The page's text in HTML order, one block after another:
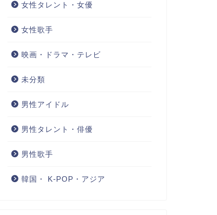
女性タレント・女優
女性歌手
映画・ドラマ・テレビ
未分類
男性アイドル
男性タレント・俳優
男性歌手
韓国・ K-POP・アジア